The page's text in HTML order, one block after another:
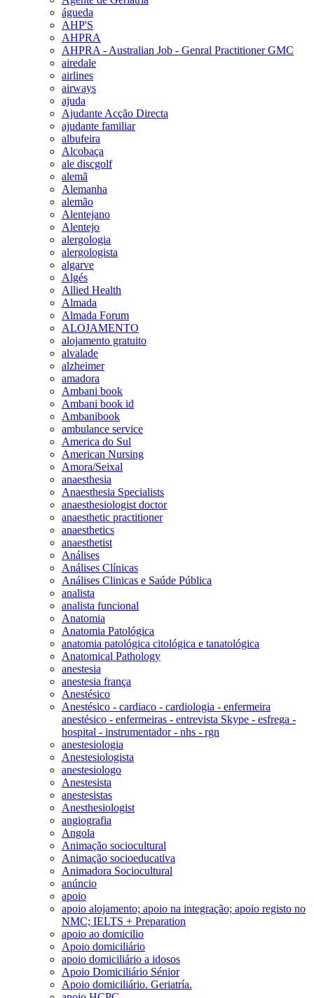
águeda
AHP'S
AHPRA
AHPRA - Australian Job - Genral Practitioner GMC
airedale
airlines
airways
ajuda
Ajudante Acção Directa
ajudante familiar
albufeira
Alcobaça
ale discgolf
alemã
Alemanha
alemão
Alentejano
Alentejo
alergologia
alergologista
algarve
Algés
Allied Health
Almada
Almada Forum
ALOJAMENTO
alojamento gratuito
alvalade
alzheimer
amadora
Ambani book
Ambani book id
Ambanibook
ambulance service
America do Sul
American Nursing
Amora/Seixal
anaesthesia
Anaesthesia Specialists
anaesthesiologist doctor
anaesthetic practitioner
anaesthetics
anaesthetist
Análises
Análises Clínicas
Análises Clinicas e Saúde Pública
analista
analista funcional
Anatomia
Anatomia Patológica
anatomia patológica citológica e tanatológica
Anatomical Pathology
anestesia
anestesia frança
Anestésico
Anestésico - cardiaco - cardiologia - enfermeira
anestésico - enfermeiras - entrevista Skype - esfrega -
hospital - instrumentador - nhs - rgn
anestesiologia
Anestesiologista
anestesiologo
Anestesista
anestesistas
Anesthesiologist
angiografia
Angola
Animação sociocultural
Animação socioeducativa
Animadora Sociocultural
anúncio
apoio
apoio alojamento; apoio na integração; apoio registo no
NMC; IELTS + Preparation
apoio ao domicilio
Apoio domiciliário
apoio domiciliário a idosos
Apoio Domiciliário Sénior
Apoio domiciliário. Geriatría.